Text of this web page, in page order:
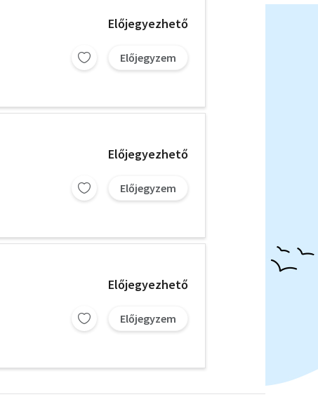
Előjegyezhető
Előjegyzem
Előjegyezhető
Előjegyzem
Előjegyezhető
Előjegyzem